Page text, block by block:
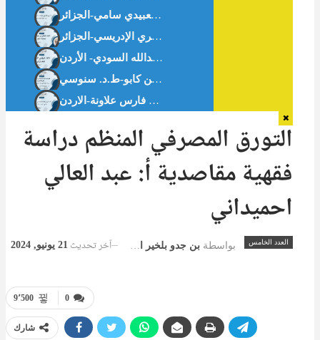
تقييم دور النوافذ الإسلامية في البنوك التجارية العمومية الجزائرية-د. مناد خديجة-ط.د. بن كابو-ط.د. سنوسي
التورق المصرفي المنظم دراسة
فقهية مقاصدية أ: عبد العالي
احميداني
العدد الخامس بواسطة بن جدو بلخير المشرف العام آخر تحديث 21 يونيو, 2024
0 9٬500
شارك